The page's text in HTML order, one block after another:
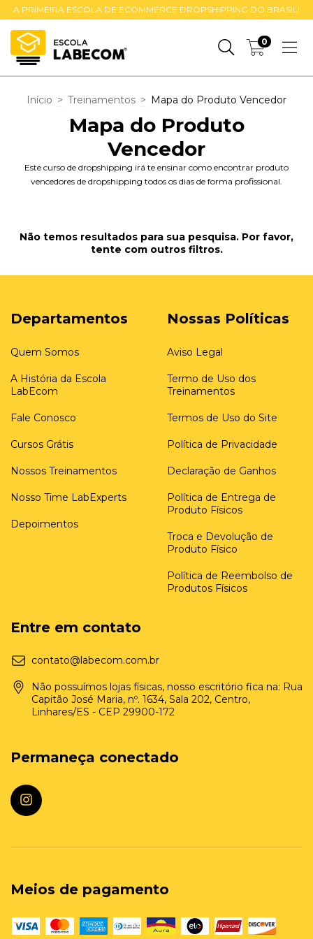
A PRIMEIRA ESCOLA DE ECOMMERCE DROPSHIPPING DO BRASIL!
0
Início > Treinamentos > Mapa do Produto Vencedor
Mapa do Produto
Vencedor
Este curso de dropshipping irá te ensinar como encontrar produto
vencedores de dropshipping todos os dias de forma profissional.
Não temos resultados para sua pesquisa. Por favor,
tente com outros filtros.
Departamentos
Quem Somos
A História da Escola
LabEcom
Fale Conosco
Cursos Grátis
Nossos Treinamentos
Nosso Time LabExperts
Depoimentos
Nossas Políticas
Aviso Legal
Termo de Uso dos
Treinamentos
Termos de Uso do Site
Política de Privacidade
Declaração de Ganhos
Política de Entrega de
Produto Físicos
Troca e Devolução de
Produto Físico
Política de Reembolso de
Produtos Físicos
Entre em contato
contato@labecom.com.br
Não possuímos lojas físicas, nosso escritório fica na: Rua
Capitão José Maria, nº. 1634, Sala 202, Centro,
Linhares/ES - CEP 29900-172
Permaneça conectado
Meios de pagamento